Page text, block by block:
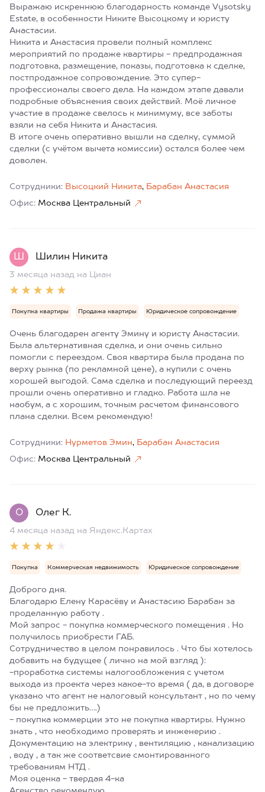
Выражаю искреннюю благодарность команде Vysotsky
Estate, в особенности Никите Высоцкому и юристу
Анастасии.
Никита и Анастасия провели полный комплекс
мероприятий по продаже квартиры - предпродажная
подготовка, размещение, показы, подготовка к сделке,
постпродажное сопровождение. Это супер-
профессионалы своего дела. На каждом этапе давали
подробные объяснения своих действий. Моё личное
участие в продаже свелось к минимуму, все заботы
взяли на себя Никита и Анастасия.
В итоге очень оперативно вышли на сделку, суммой
сделки (с учётом вычета комиссии) остался более чем
доволен.
Сотрудники: Высоцкий Никита, Барабан Анастасия
Офис: Москва Центральный
Ш Шилин Никита
3 месяца назад на Циан
Покупка квартиры Продажа квартиры Юридическое сопровождение
Очень благодарен агенту Эмину и юристу Анастасии.
Была альтернативная сделка, и они очень сильно
помогли с переездом. Своя квартира была продана по
верху рынка (по рекламной цене), а купили с очень
хорошей выгодой. Сама сделка и последующий переезд
прошли очень оперативно и гладко. Работа шла не
наобум, а с хорошим, точным расчетом финансового
плана сделки. Всем рекомендую!
Сотрудники: Нурметов Эмин, Барабан Анастасия
Офис: Москва Центральный
О Олег К.
4 месяца назад на Яндекс.Картах
Покупка Коммерческая недвижимость Юридическое сопровождение
Доброго дня.
Благодарю Елену Карасёву и Анастасию Барабан за
проделанную работу .
Мой запрос - покупка коммерческого помещения . Но
получилось приобрести ГАБ.
Сотрудничество в целом понравилось . Что бы хотелось
добавить на будущее ( лично на мой взгляд ):
-проработка системы налогообложения с учетом
выхода из проекта через какое-то время ( да, в договоре
указано что агент не налоговый консультант , но по чему
бы не предложить….)
- покупка коммерции это не покупка квартиры. Нужно
знать , что необходимо проверять и инженерию .
Документацию на электрику , вентиляцию , канализацию
, воду , а так же соответсвие смонтированного
требованиям НТД .
Моя оценка - твердая 4-ка